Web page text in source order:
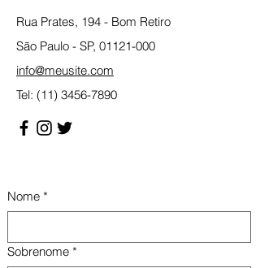
Rua Prates, 194 - Bom Retiro
São Paulo - SP, 01121-000
info@meusite.com
Tel: (11) 3456-7890
Nome *
Sobrenome *